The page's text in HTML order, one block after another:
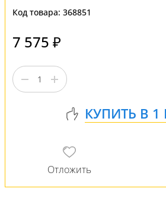
Код товара: 368851
7 575 ₽